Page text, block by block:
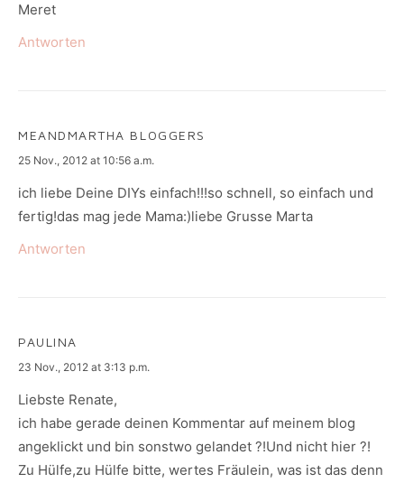
Meret
Antworten
MEANDMARTHA BLOGGERS
says:
25 Nov., 2012 at 10:56 a.m.
ich liebe Deine DIYs einfach!!!so schnell, so einfach und
fertig!das mag jede Mama:)liebe Grusse Marta
Antworten
PAULINA
says:
23 Nov., 2012 at 3:13 p.m.
Liebste Renate,
ich habe gerade deinen Kommentar auf meinem blog
angeklickt und bin sonstwo gelandet ?!Und nicht hier ?!
Zu Hülfe,zu Hülfe bitte, wertes Fräulein, was ist das denn